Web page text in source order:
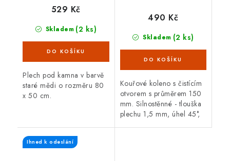
Skladem (2 ks)
529 Kč
Plech pod kamna v barvě
staré mědi o rozměru 80
x 50 cm.
Skladem (2 ks)
490 Kč
Kouřové koleno s čistícím
otvorem s průměrem 150
mm. Silnostěnné - tlouška
plechu 1,5 mm, úhel 45°,
Ihned k odeslání